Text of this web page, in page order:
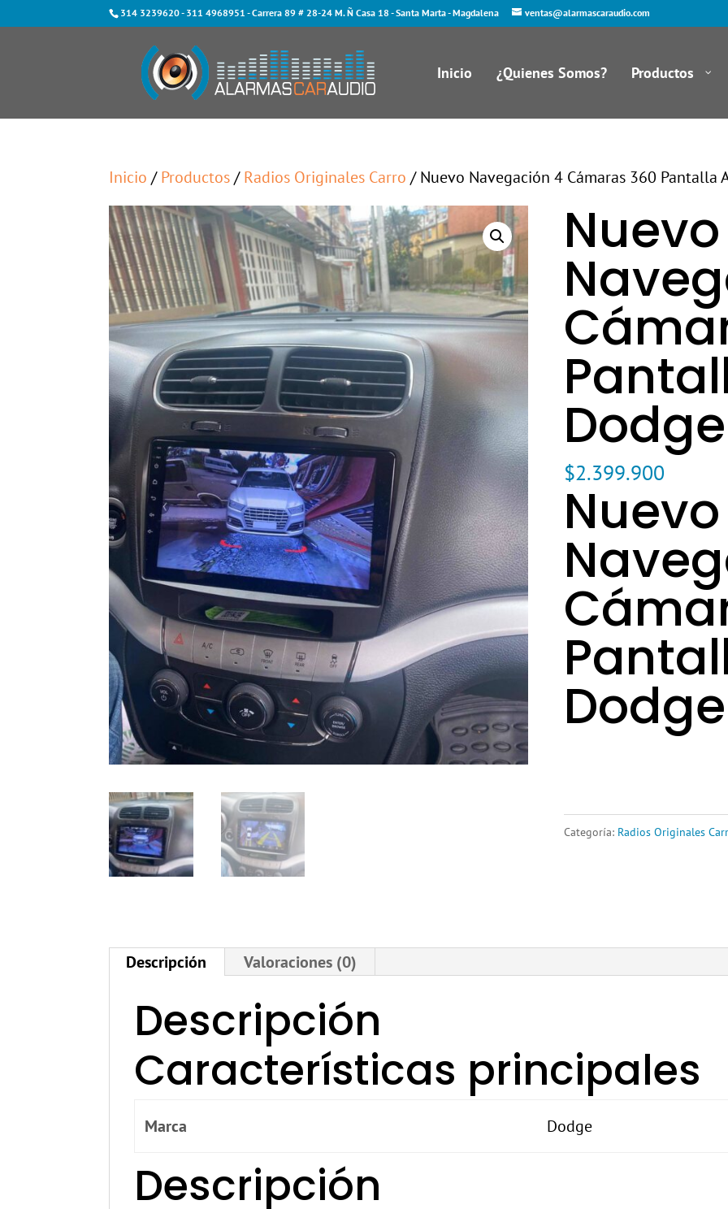
314 3239620- 311 4968951 - Carrera 89 # 28-24 M. Ñ Casa 18 - Santa Marta - Magdalena ventas@alarmascaraudio.com
Inicio ¿Quienes Somos? Productos
Inicio /Productos/Radios Originales Carro / Nuevo Navegación 4 Cámaras 360 Pantalla
Nuevo
$2.399.900
Nuevo
Categoría: Radios Originales
Descripción Valoraciones (0)
Descripción
Características principales
Marca Dodge
Descripción